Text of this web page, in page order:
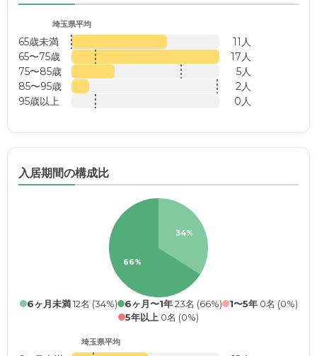
埼玉県平均
65歳未満
11人
65〜75歳
17人
75〜85歳
5人
85〜95歳
2人
95歳以上
0人
入居期間の構成比
34%
66%
6ヶ月未満12名 (34%) 6ヶ月〜1年23名 (66%) 1〜5年0名 (0%)
5年以上 0名 (0%)
埼玉県平均